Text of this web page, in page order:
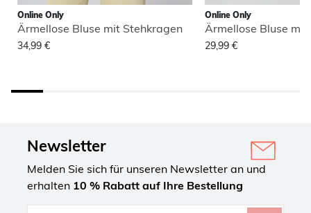
Online Only
Ärmellose Bluse mit Stehkragen
34,99 €
Online Only
Ärmellose Bluse
29,99 €
Newsletter
Melden Sie sich für unseren Newsletter an und
erhalten 10 % Rabatt auf Ihre Bestellung